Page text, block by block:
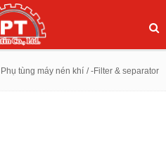
tùng máy nén khí / -Filter & separator